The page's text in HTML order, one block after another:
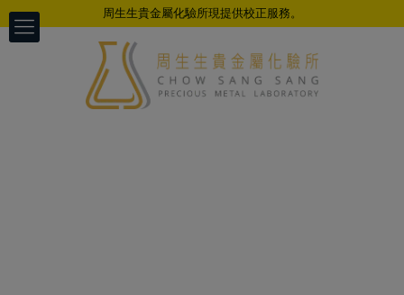
周生生貴金屬化驗所現提供校正服務。